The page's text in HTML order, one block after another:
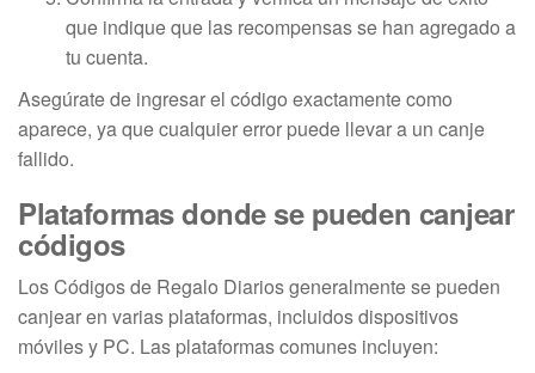
que indique que las recompensas se han agregado a
tu cuenta.
Asegúrate de ingresar el código exactamente como
aparece, ya que cualquier error puede llevar a un canje
fallido.
Plataformas donde se pueden canjear
códigos
Los Códigos de Regalo Diarios generalmente se pueden
canjear en varias plataformas, incluidos dispositivos
móviles y PC. Las plataformas comunes incluyen: